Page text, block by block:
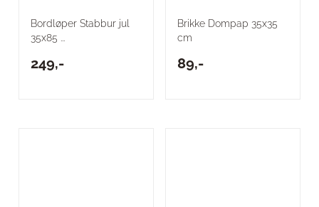
Bordløper Stabbur jul
35x85 ...
249,-
Brikke Dompap 35x35
cm
89,-